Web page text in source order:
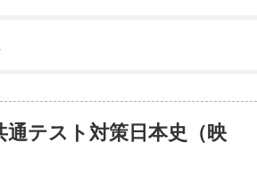
通テスト対策日本史（映